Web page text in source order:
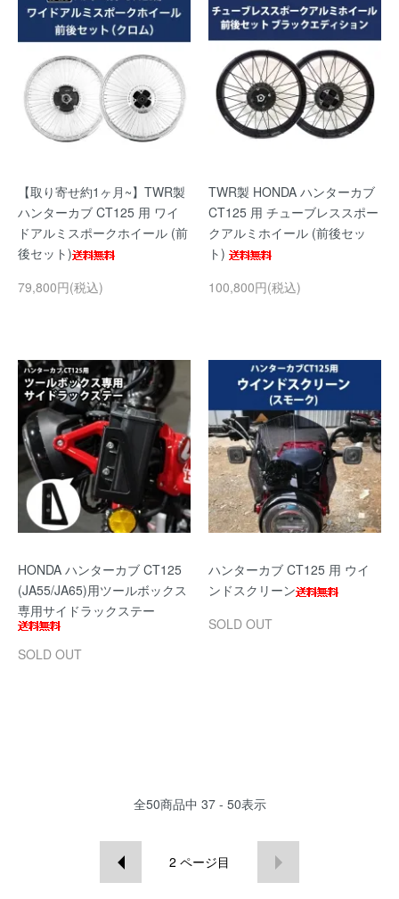
【取り寄せ約1ヶ月~】TWR製
ハンターカブ CT125 用 ワイ
ドアルミスポークホイール (前
後セット)
79,800円(税込)
TWR製 HONDA ハンターカブ
CT125 用 チューブレススポー
クアルミホイール (前後セッ
ト)
100,800円(税込)
HONDA ハンターカブ CT125
(JA55/JA65)用ツールボックス
専用サイドラックステー
SOLD OUT
ハンターカブ CT125 用 ウイ
ンドスクリーン
SOLD OUT
全50商品中 37 - 50表示
2 ページ目